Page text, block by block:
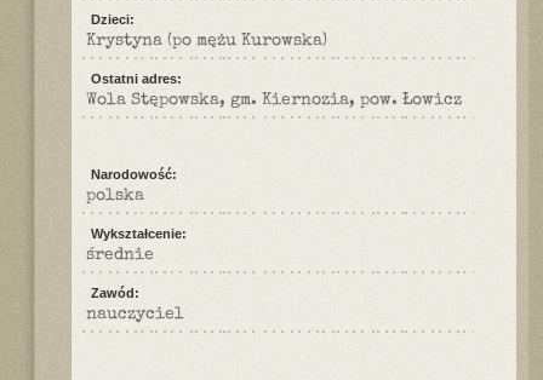
Dzieci:
Krystyna (po mężu Kurowska)
Ostatni adres:
Wola Stępowska, gm. Kiernozia, pow. Łowicz
Narodowość:
polska
Wykształcenie:
średnie
Zawód:
nauczyciel